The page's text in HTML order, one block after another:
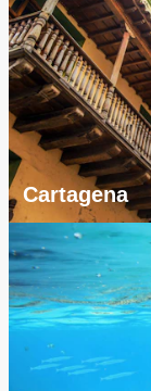
Cartagena